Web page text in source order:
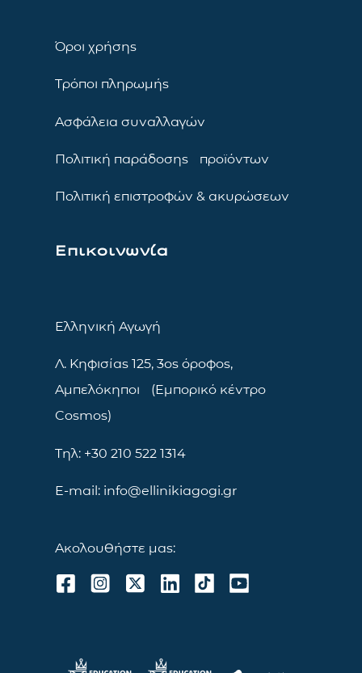
Όροι χρήσης
Τρόποι πληρωμής
Ασφάλεια συναλλαγών
Πολιτική παράδοσης προϊόντων
Πολιτική επιστροφών & ακυρώσεων
Επικοινωνία
Ελληνική Αγωγή
Λ. Κηφισίας 125, 3ος όροφος,
Αμπελόκηποι (Εμπορικό κέντρο
Cosmos)
Τηλ: +30 210 522 1314
E-mail: info@ellinikiagogi.gr
Ακολουθήστε μας: